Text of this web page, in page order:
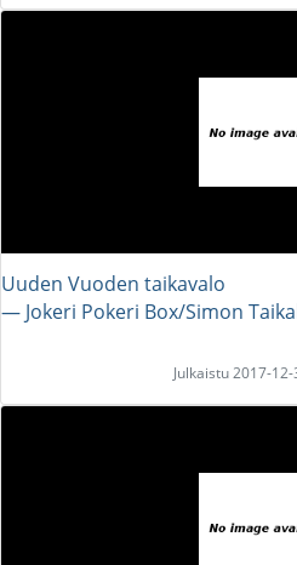
Uuden Vuoden taikavalo
― Jokeri Pokeri Box/Simon
Julkaistu 2017-